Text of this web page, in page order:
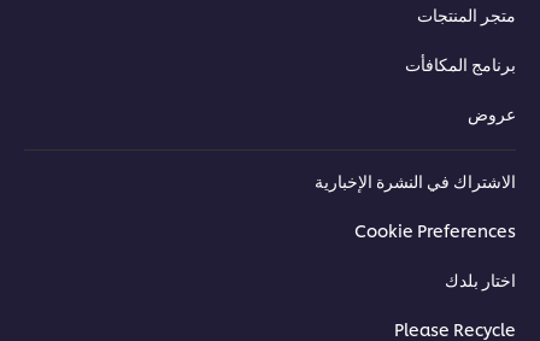
متجر المنتجات
برنامج المكافأت
عروض
الاشتراك في النشرة الإخبارية
Cookie Preferences
اختار بلدك
Please Recycle